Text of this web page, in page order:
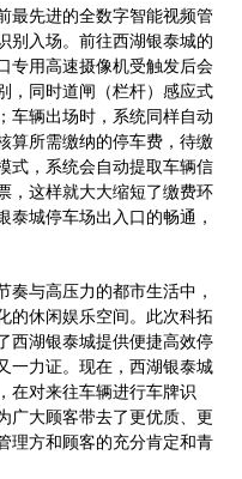
先进的全数字智能视频管
别入场。前往西湖银泰城的
专用高速摄像机受触发后会
，同时道闸（栏杆）感应式
车辆出场时，系统同样自动
算所需缴纳的停车费，待缴
式，系统会自动提取车辆信
，这样就大大缩短了缴费环
城停车场出入口的畅通，
与高压力的都市生活中，
的休闲娱乐空间。此次科拓
西湖银泰城提供便捷高效停
一力证。现在，西湖银泰城
在对来往车辆进行车牌识
广大顾客带去了更优质、更
理方和顾客的充分肯定和青